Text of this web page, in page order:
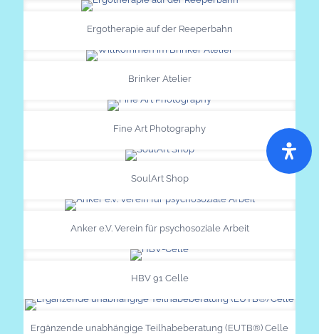
Ergotherapie auf der Reeperbahn
Brinker Atelier
Fine Art Photography
SoulArt Shop
Anker e.V. Verein für psychosoziale Arbeit
HBV 91 Celle
Ergänzende unabhängige Teilhabeberatung (EUTB®) Celle